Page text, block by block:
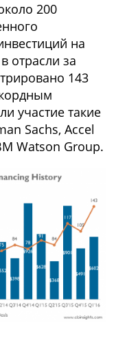
200
на
отрасли за
143
участие такие
Sachs, Accel
Watson Group.